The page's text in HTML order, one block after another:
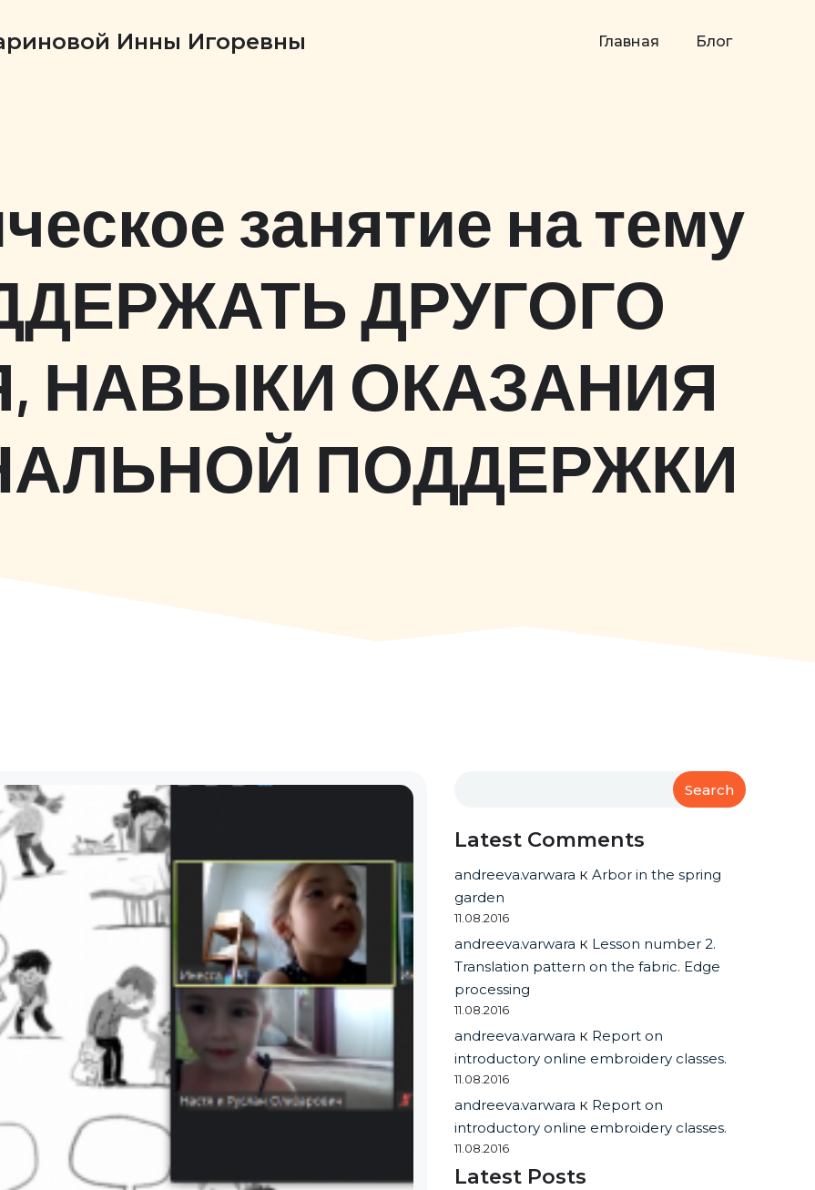
Инны Игоревны Главная Блог
занятие на тему
ДРУГОГО
НАВЫКИ ОКАЗАНИЯ
ПОДДЕРЖКИ
Search
Latest Comments
andreeva.varwara кArbor in the spring
garden
11.08.2016
andreeva.varwara к Lesson number 2.
Translation pattern on the fabric. Edge
processing
11.08.2016
andreeva.varwara к Report on
introductory online embroidery classes.
11.08.2016
andreeva.varwara к Report on
introductory online embroidery classes.
11.08.2016
Latest Posts